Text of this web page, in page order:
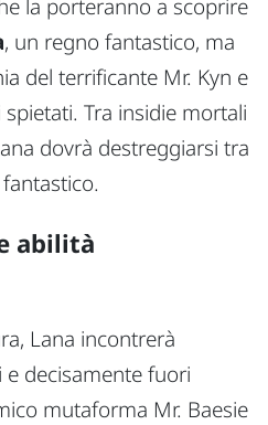
la porteranno a scoprire
, un regno fantastico, ma
del terrificante Mr. Kyn e
Tra insidie mortali
dovrà destreggiarsi tra
abilità
Lana incontrerà
decisamente fuori
mutaforma Mr. Baesie